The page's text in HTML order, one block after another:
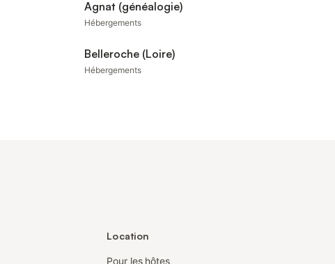
Agnat (généalogie)
Hébergements
Belleroche (Loire)
Hébergements
Location
Pour les hôtes